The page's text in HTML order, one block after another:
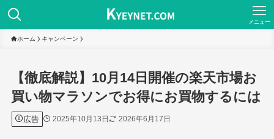
メニュー
ホーム キャンペーン
【徹底解説】10月14日開催の楽天市場お
買い物マラソンでお得にお買物するには
広告 2025年10月13日 2026年6月17日